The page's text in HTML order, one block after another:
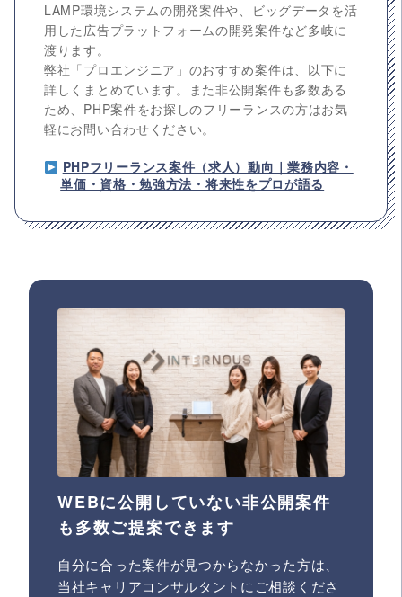
LAMP環境システムの開発案件や、ビッグデータを活
用した広告プラットフォームの開発案件など多岐に
渡ります。
弊社「プロエンジニア」のおすすめ案件は、以下に
詳しくまとめています。また非公開案件も多数ある
ため、PHP案件をお探しのフリーランスの方はお気
軽にお問い合わせください。
PHPフリーランス案件（求人）動向｜業務内容・
単価・資格・勉強方法・将来性をプロが語る
WEBに公開していない非公開案件
も多数ご提案できます
自分に合った案件が見つからなかった方は、
当社キャリアコンサルタントにご相談くださ